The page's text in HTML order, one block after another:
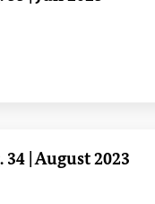
. 34 | August 2023